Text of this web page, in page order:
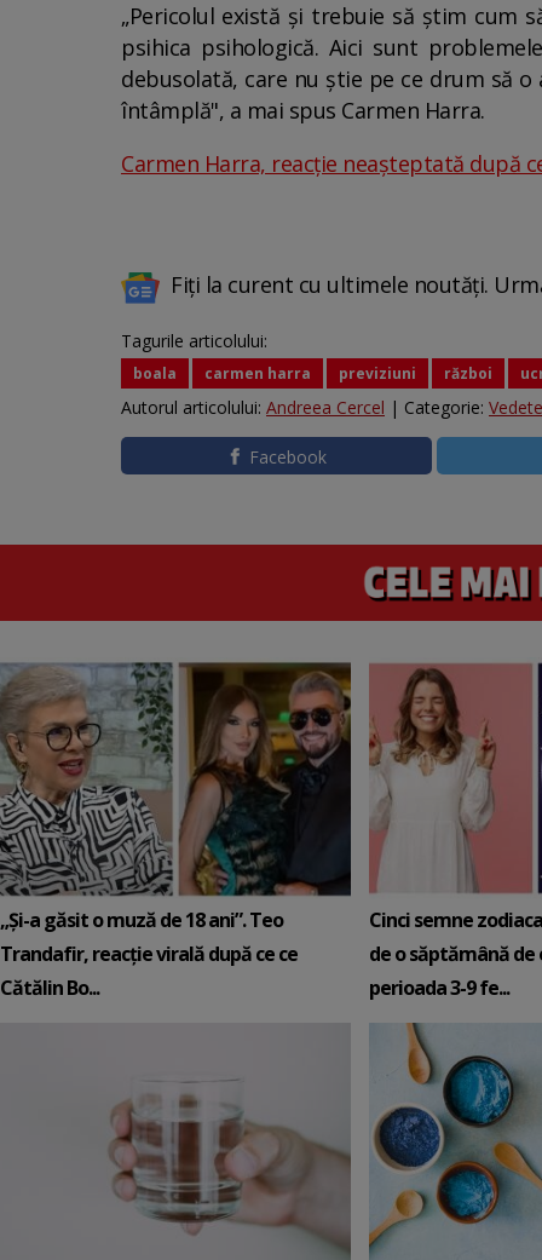
„Pericolul există şi trebuie să ştim cum
psihica psihologică. Aici sunt
debusolată, care nu ştie pe ce drum să
întâmplă", a mai spus Carmen Harra.
Carmen Harra, reacție neașteptată după
Fiți la curent cu ultimele noutăți.
Tagurile articolului:
boala carmen harra previziuni război
Autorul articolului: Andreea Cercel | Categorie: Vedete
Facebook
„Și-a găsit o muză de 18 ani”. Teo
Trandafir, reacție virală după ce ce
Cătălin Bo...
Cinci semne
de o săptămână de
perioada 3-9 fe...